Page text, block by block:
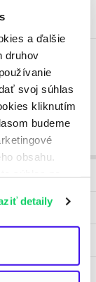
a ďalšie
druhov
svoj súhlas
kliknutím
budeme
obsahu.
detaily